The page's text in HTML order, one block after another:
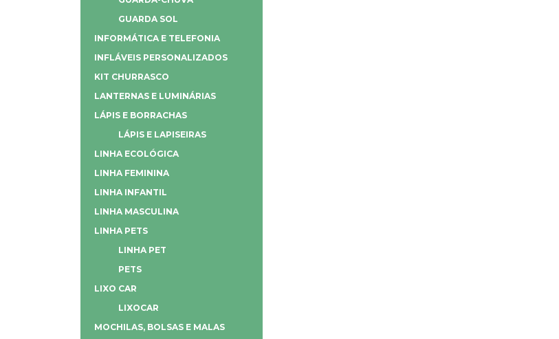
GUARDA SOL
INFORMÁTICA E TELEFONIA
INFLÁVEIS PERSONALIZADOS
KIT CHURRASCO
LANTERNAS E LUMINÁRIAS
LÁPIS E BORRACHAS
LÁPIS E LAPISEIRAS
LINHA ECOLÓGICA
LINHA FEMININA
LINHA INFANTIL
LINHA MASCULINA
LINHA PETS
LINHA PET
PETS
LIXO CAR
LIXOCAR
MOCHILAS, BOLSAS E MALAS